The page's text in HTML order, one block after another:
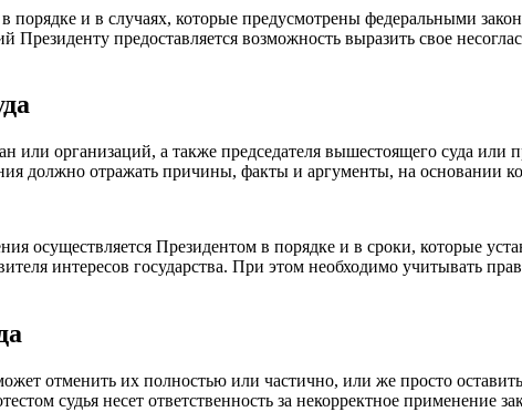
и в случаях, которые предусмотрены федеральными
предоставляется возможность выразить свое
организаций, а также председателя вышестоящего суда или
должно отражать причины, факты и аргументы, на основании
осуществляется Президентом в порядке и в сроки, которые
интересов государства. При этом необходимо учитывать
отменить их полностью или частично, или же просто
судья несет ответственность за некорректное применение